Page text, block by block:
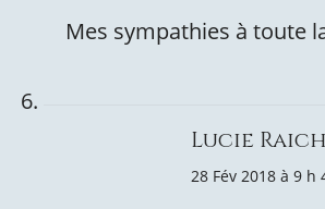
Mes sympathies à toute
Lucie
28 Fév 2018 à 9 h